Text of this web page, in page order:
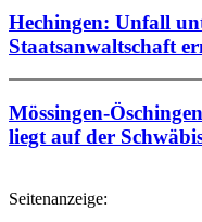
Hechingen: Unfall
Staatsanwaltschaft
Mössingen-
liegt auf der
Seitenanzeige: